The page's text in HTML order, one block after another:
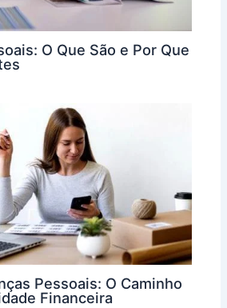
O Que São e Por Que
Pessoais: O Caminho
Financeira